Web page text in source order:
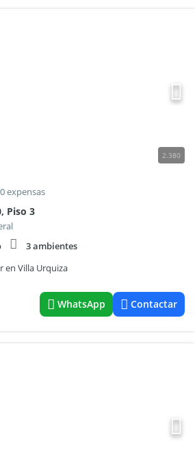
2.380
expensas
Piso 3
3 ambientes
en Villa Urquiza
WhatsApp Contactar